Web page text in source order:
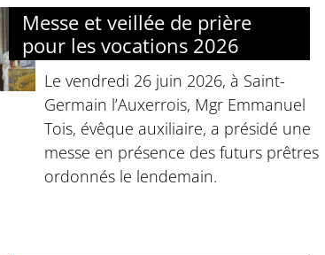
Messe et veillée de prière
pour les vocations 2026
Le vendredi 26 juin 2026, à Saint-
Germain l’Auxerrois, Mgr Emmanuel
Tois, évêque auxiliaire, a présidé une
messe en présence des futurs prêtres
ordonnés le lendemain.